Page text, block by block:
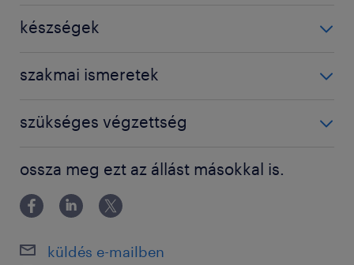
készségek
szakmai ismeretek
szükséges végzettség
ossza meg ezt az állást másokkal is.
küldés e-mailben